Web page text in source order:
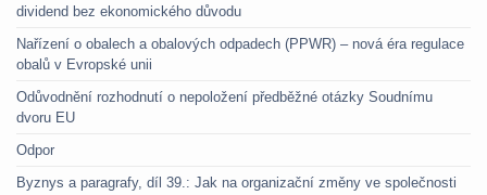
dividend bez ekonomického důvodu
Nařízení o obalech a obalových odpadech (PPWR) – nová éra regulace
obalů v Evropské unii
Odůvodnění rozhodnutí o nepoložení předběžné otázky Soudnímu
dvoru EU
Odpor
Byznys a paragrafy, díl 39.: Jak na organizační změny ve společnosti